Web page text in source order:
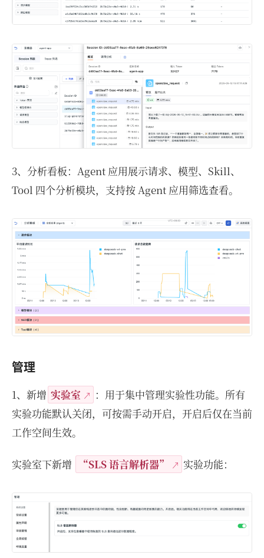
3、分析看板：Agent 应用展示请求、模型、Skill、
Tool 四个分析模块，支持按 Agent 应用筛选查看。
管理
1、新增 实验室
：用于集中管理实验性功能。所有
实验功能默认关闭，可按需手动开启，开启后仅在当前
工作空间生效。
实验室下新增 “SLS 语言解析器” 实验功能：